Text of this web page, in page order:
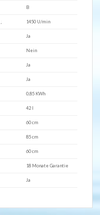
B
1450 U/min
Ja
Nein
Ja
Ja
0,85 KWh
42 l
60 cm
85 cm
60 cm
18 Monate Garantie
Ja